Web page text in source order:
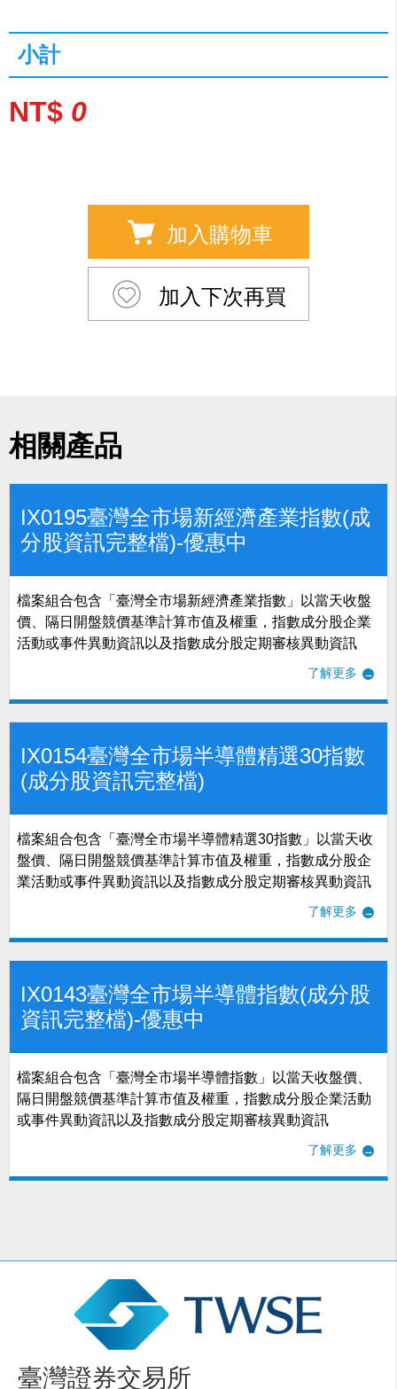
小計
NT$ 0
加入購物車
加入下次再買
相關產品
IX0195臺灣全市場新經濟產業指數(成
分股資訊完整檔)-優惠中
檔案組合包含「臺灣全市場新經濟產業指數」以當天收盤
價、隔日開盤競價基準計算市值及權重，指數成分股企業
活動或事件異動資訊以及指數成分股定期審核異動資訊
了解更多
IX0154臺灣全市場半導體精選30指數
(成分股資訊完整檔)
檔案組合包含「臺灣全市場半導體精選30指數」以當天收
盤價、隔日開盤競價基準計算市值及權重，指數成分股企
業活動或事件異動資訊以及指數成分股定期審核異動資訊
了解更多
IX0143臺灣全市場半導體指數(成分股
資訊完整檔)-優惠中
檔案組合包含「臺灣全市場半導體指數」以當天收盤價、
隔日開盤競價基準計算市值及權重，指數成分股企業活動
或事件異動資訊以及指數成分股定期審核異動資訊
了解更多
臺灣證券交易所